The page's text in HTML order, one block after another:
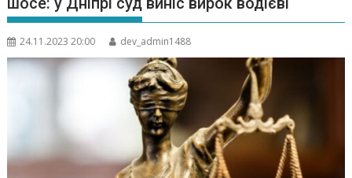
24.11.2023 20:00 dev_admin1488